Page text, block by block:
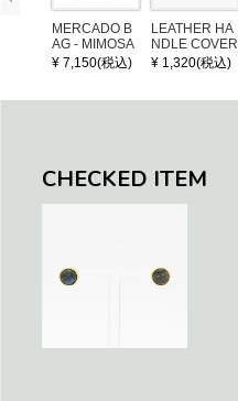
MERCADO B
AG - MIMOSA
- Black / Crea
¥ 7,150(税込)
LEATHER HA
NDLE COVER
¥ 1,320(税込)
CHECKED ITEM